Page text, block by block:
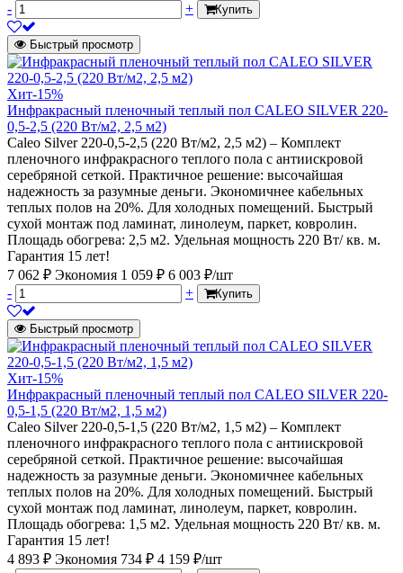
-
+ Купить
Быстрый просмотр
Хит-15%
Инфракрасный пленочный теплый пол CALEO SILVER 220-
0,5-2,5 (220 Вт/м2, 2,5 м2)
Caleo Silver 220-0,5-2,5 (220 Вт/м2, 2,5 м2) – Комплект
пленочного инфракрасного теплого пола с антиискровой
серебряной сеткой. Практичное решение: высочайшая
надежность за разумные деньги. Экономичнее кабельных
теплых полов на 20%. Для холодных помещений. Быстрый
сухой монтаж под ламинат, линолеум, паркет, ковролин.
Площадь обогрева: 2,5 м2. Удельная мощность 220 Вт/ кв. м.
Гарантия 15 лет!
7 062 ₽ Экономия 1 059 ₽ 6 003 ₽/шт
-
+ Купить
Быстрый просмотр
Хит-15%
Инфракрасный пленочный теплый пол CALEO SILVER 220-
0,5-1,5 (220 Вт/м2, 1,5 м2)
Caleo Silver 220-0,5-1,5 (220 Вт/м2, 1,5 м2) – Комплект
пленочного инфракрасного теплого пола с антиискровой
серебряной сеткой. Практичное решение: высочайшая
надежность за разумные деньги. Экономичнее кабельных
теплых полов на 20%. Для холодных помещений. Быстрый
сухой монтаж под ламинат, линолеум, паркет, ковролин.
Площадь обогрева: 1,5 м2. Удельная мощность 220 Вт/ кв. м.
Гарантия 15 лет!
4 893 ₽ Экономия 734 ₽ 4 159 ₽/шт